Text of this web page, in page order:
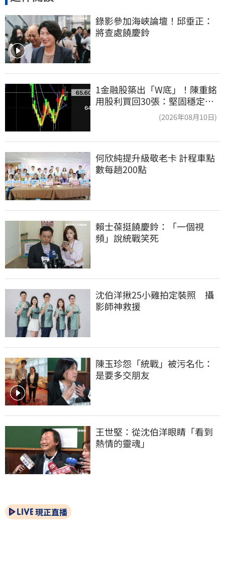
錄影參加海峽論壇！邱垂正：
將查處饒慶鈴
1金融股築出「W底」！陳重銘
用股利買回30張：堅固穩定的
(2026年08月10日)
何欣純提升級敬老卡 計程車點
數每趟200點
賴士葆挺饒慶鈴：「一個視
頻」說統戰笑死
沈伯洋揪25小雞拍定裝照　攝
影師神救援
陳玉珍怨「統戰」被污名化：
是要多交朋友
王世堅：從沈伯洋眼睛「看到
熱情的靈魂」
現正直播